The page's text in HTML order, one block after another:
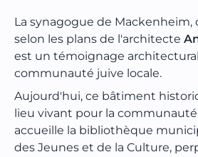
La synagogue de Mackenheim,
selon les plans de l'architecte
est un témoignage architectural
communauté juive locale.
Aujourd'hui, ce bâtiment
lieu vivant pour la communauté
accueille la bibliothèque
des Jeunes et de la Culture,